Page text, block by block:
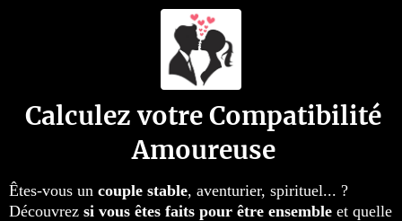
Calculez votre Compatibilité
Amoureuse
Êtes-vous un couple stable, aventurier, spirituel... ?
Découvrez si vous êtes faits pour être ensemble et quelle